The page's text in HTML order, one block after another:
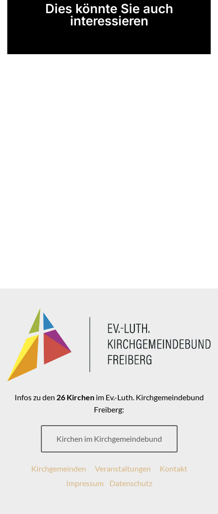
Dies könnte Sie auch
interessieren
Infos zu den 26 Kirchenim Ev.-Luth. Kirchgemeindebund
Freiberg:
Kirchen im Kirchgemeindebund
Kirchgemeinden Veranstaltungen
Kontakt
Impressum
Datenschutz